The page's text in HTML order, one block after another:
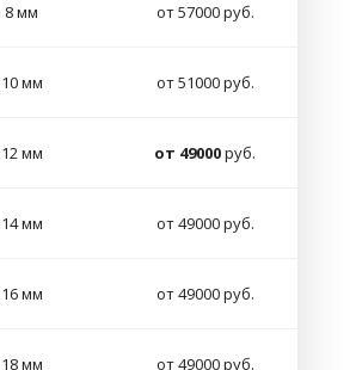
8 мм от 57000 руб.
мм от 51000 руб.
мм от 49000руб.
мм от 49000 руб.
мм от 49000 руб.
мм от 49000 руб.